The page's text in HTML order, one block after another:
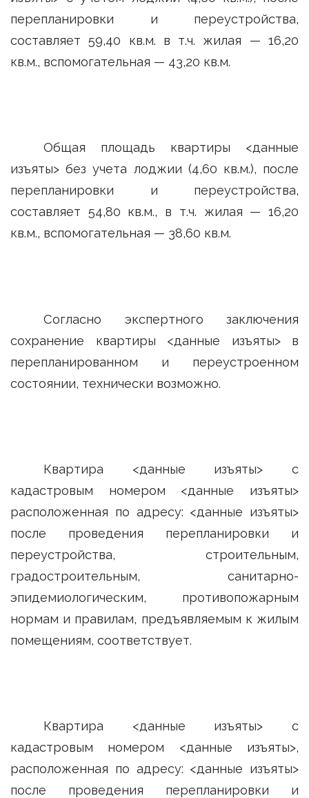
перепланировки и переустройства,
составляет 59,40 кв.м. в т.ч. жилая — 16,20
кв.м., вспомогательная — 43,20 кв.м.
Общая площадь квартиры <данные
изъяты> без учета лоджии (4,60 кв.м.), после
перепланировки и переустройства,
составляет 54,80 кв.м., в т.ч. жилая — 16,20
кв.м., вспомогательная — 38,60 кв.м.
Согласно экспертного заключения
сохранение квартиры <данные изъяты> в
перепланированном и переустроенном
состоянии, технически возможно.
Квартира <данные изъяты> с
кадастровым номером <данные изъяты>
расположенная по адресу: <данные изъяты>
после проведения перепланировки и
переустройства, строительным,
градостроительным, санитарно-
эпидемиологическим, противопожарным
нормам и правилам, предъявляемым к жилым
помещениям, соответствует.
Квартира <данные изъяты> с
кадастровым номером <данные изъяты>,
расположенная по адресу: <данные изъяты>
после проведения перепланировки и